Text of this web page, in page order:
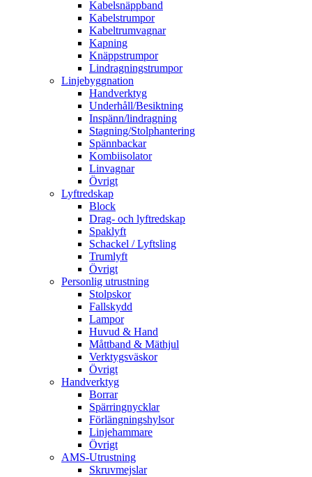
Kabelsnäppband
Kabelstrumpor
Kabeltrumvagnar
Kapning
Knäppstrumpor
Lindragningstrumpor
Linjebyggnation
Handverktyg
Underhåll/Besiktning
Inspänn/lindragning
Stagning/Stolphantering
Spännbackar
Kombiisolator
Linvagnar
Övrigt
Lyftredskap
Block
Drag- och lyftredskap
Spaklyft
Schackel / Lyftsling
Trumlyft
Övrigt
Personlig utrustning
Stolpskor
Fallskydd
Lampor
Huvud & Hand
Måttband & Mäthjul
Verktygsväskor
Övrigt
Handverktyg
Borrar
Spärringnycklar
Förlängningshylsor
Linjehammare
Övrigt
AMS-Utrustning
Skruvmejslar